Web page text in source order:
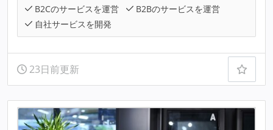
B2Cのサービスを運営
B2Bのサービスを運営
自社サービスを開発
23日前更新